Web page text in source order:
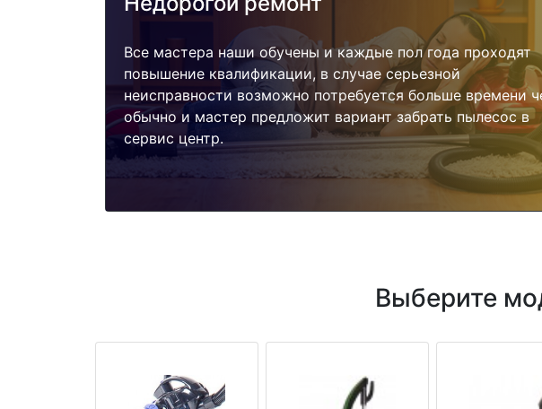
Все мастера наши обучены и каждые пол года проходят
повышение квалификации, в случае серьезной
неисправности возможно потребуется больше времени
обычно и мастер предложит вариант забрать пылесос в
сервис центр.
Выберите